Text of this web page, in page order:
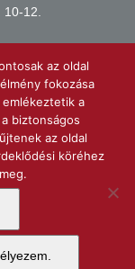
12.
az oldal
fokozása
a
biztonságos
az oldal
köréhez